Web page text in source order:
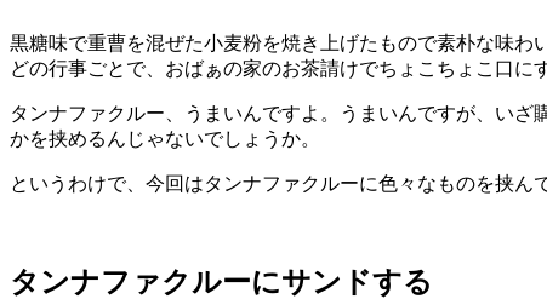
黒糖味で重曹を混ぜた小麦粉を焼き上げたもので素朴な味
どの行事ごとで、おばぁの家のお茶請けでちょこちょこ口に
タンナファクルー、うまいんですよ。うまいんですが、い
かを挟めるんじゃないでしょうか。
というわけで、今回はタンナファクルーに色々なものを挟ん
タンナファクルーにサンドする